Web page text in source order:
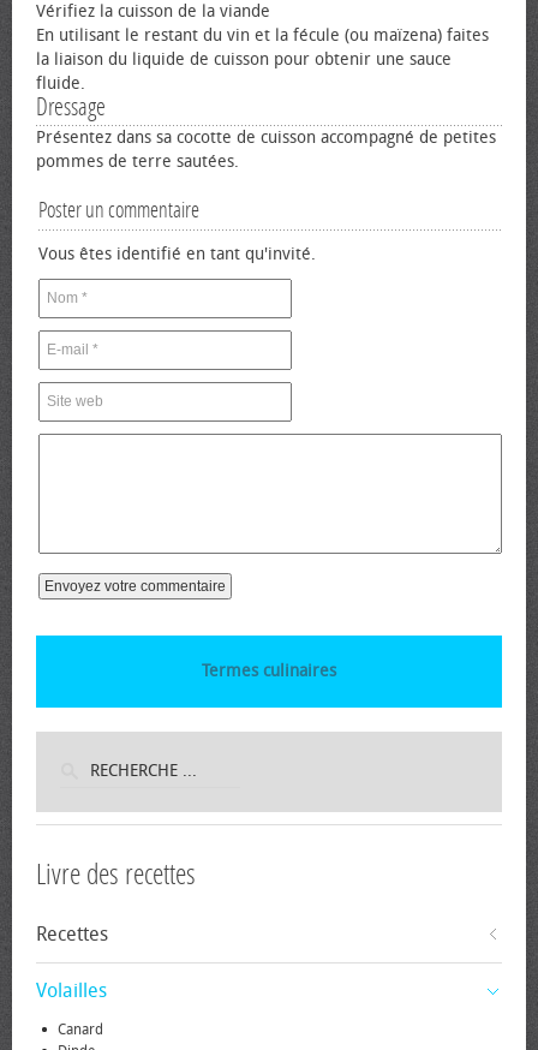
Vérifiez la cuisson de la viande
En utilisant le restant du vin et la fécule (ou maïzena) faites
la liaison du liquide de cuisson pour obtenir une sauce
fluide.
Dressage
Présentez dans sa cocotte de cuisson accompagné de petites
pommes de terre sautées.
Poster un commentaire
Vous êtes identifié en tant qu'invité.
Termes culinaires
Livre des recettes
Recettes
Volailles
Canard